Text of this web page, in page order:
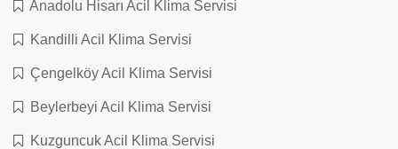
Anadolu Hisarı Acil Klima Servisi
Kandilli Acil Klima Servisi
Çengelköy Acil Klima Servisi
Beylerbeyi Acil Klima Servisi
Kuzguncuk Acil Klima Servisi